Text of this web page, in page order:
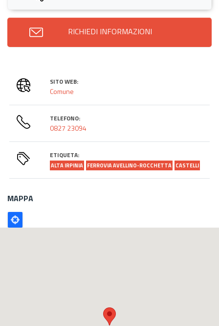
RICHIEDI INFORMAZIONI
SITO WEB:
Comune
TELEFONO:
0827 23094
ETIQUETA:
ALTA IRPINIA FERROVIA AVELLINO-ROCCHETTA CASTELLI
MAPPA
Poligono
GEO